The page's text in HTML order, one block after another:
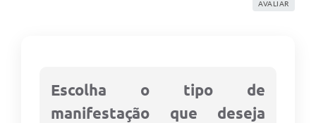
AVALIAR
Escolha o tipo de
manifestação que deseja